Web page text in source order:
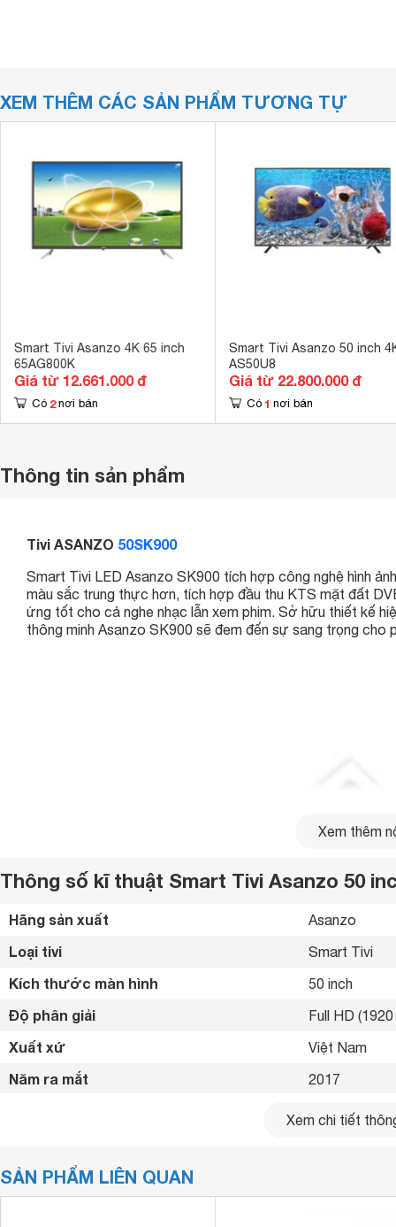
XEM THÊM CÁC SẢN PHẨM TƯƠNG TỰ
Smart Tivi Asanzo 4K 65 inch
65AG800K
Giá từ 12.661.000 đ
Có 2 nơi bán
Smart Tivi Asanzo 50 inch
AS50U8
Giá từ 22.800.000 đ
Có 1 nơi bán
Thông tin sản phẩm
Tivi ASANZO 50SK900
Smart Tivi LED Asanzo SK900 tích hợp công nghệ hình
màu sắc trung thực hơn, tích hợp đầu thu KTS mặt đất
ứng tốt cho cả nghe nhạc lẫn xem phim. Sở hữu thiết kế
thông minh Asanzo SK900 sẽ đem đến sự sang trọng cho
Xem thêm
Thông số kĩ thuật Smart Tivi Asanzo 50
Hãng sản xuất Asanzo
Loại tivi Smart Tivi
Kích thước màn hình 50 inch
Độ phân giải Full HD
Xuất xứ Việt Nam
Năm ra mắt 2017
Cổng LAN,
USB
Xem chi tiết
SẢN PHẨM LIÊN QUAN